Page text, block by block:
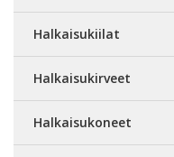
Halkaisukiilat
Halkaisukirveet
Halkaisukoneet